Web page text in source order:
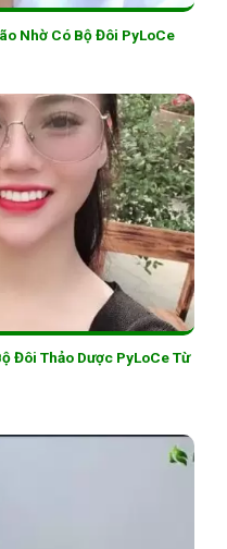
Nhờ Có Bộ Đôi PyLoCe
Đôi Thảo Dược PyLoCe Từ